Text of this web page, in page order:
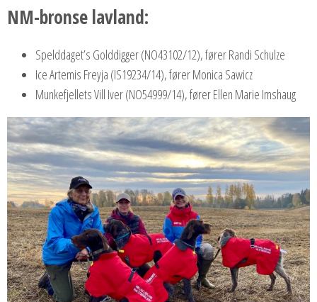
NM-bronse lavland:
Spelddaget’s Golddigger (NO43102/12), fører Randi Schulze
Ice Artemis Freyja (IS19234/14), fører Monica Sawicz
Munkefjellets Vill Iver (NO54999/14), fører Ellen Marie Imshaug